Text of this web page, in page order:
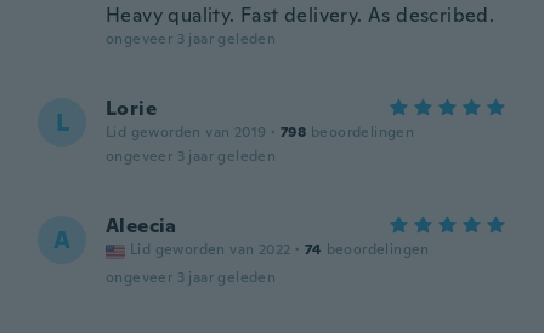
Heavy quality. Fast delivery. As described.
ongeveer 3 jaar geleden
L Lorie
Lid geworden van 2019 · 798 beoordelingen
ongeveer 3 jaar geleden
A Aleecia
Lid geworden van 2022 · 74 beoordelingen
ongeveer 3 jaar geleden